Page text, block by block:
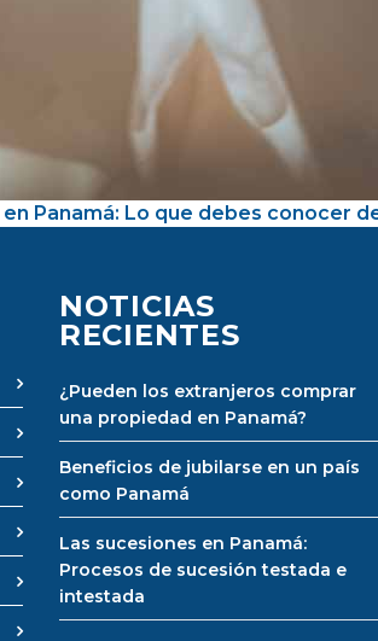
Panamá: Lo que debes conocer
NOTICIAS
RECIENTES
¿Pueden los extranjeros comprar
una propiedad en Panamá?
Beneficios de jubilarse en un país
como Panamá
Las sucesiones en Panamá:
Procesos de sucesión testada e
intestada